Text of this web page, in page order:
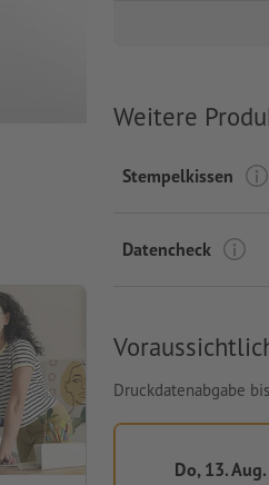
Weitere
Stempelkissen
Datencheck
Druckdatenabgabe
Do, 13.